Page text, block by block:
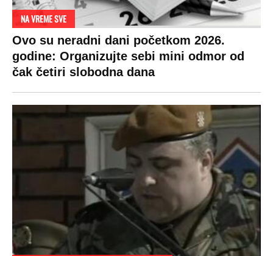
NA VREME SVE
Ovo su neradni dani početkom 2026.
godine: Organizujte sebi mini odmor od
čak četiri slobodna dana